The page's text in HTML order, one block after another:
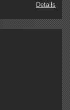
Details